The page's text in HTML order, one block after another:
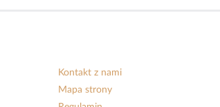
Kontakt z nami
Mapa strony